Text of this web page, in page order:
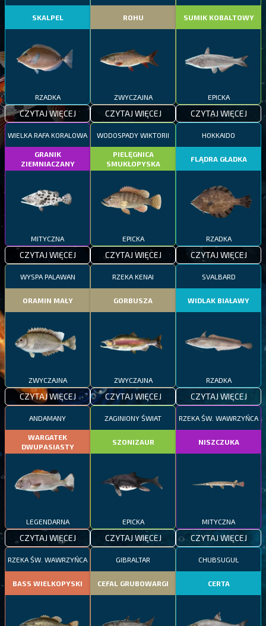
SKALPEL
RZADKA
CZYTAJ WIĘCEJ
ROHU
ZWYCZAJNA
CZYTAJ WIĘCEJ
SUMIK KOBALTOWY
EPICKA
CZYTAJ WIĘCEJ
WIELKA RAFA KORALOWA
GRANIK
ZIEMNIACZANY
MITYCZNA
CZYTAJ WIĘCEJ
WODOSPADY WIKTORII
PIELĘGNICA
SMUKŁOPYSKA
EPICKA
CZYTAJ WIĘCEJ
HOKKAIDO
FLĄDRA GŁADKA
RZADKA
CZYTAJ WIĘCEJ
WYSPA PALAWAN
ORAMIN MAŁY
ZWYCZAJNA
CZYTAJ WIĘCEJ
RZEKA KENAI
GORBUSZA
ZWYCZAJNA
CZYTAJ WIĘCEJ
SVALBARD
WIDLAK BIAŁAWY
RZADKA
CZYTAJ WIĘCEJ
ANDAMANY
WARGATEK
DWUPASIASTY
LEGENDARNA
CZYTAJ WIĘCEJ
ZAGINIONY ŚWIAT
SZONIZAUR
EPICKA
CZYTAJ WIĘCEJ
RZEKA ŚW. WAWRZYŃCA
NISZCZUKA
MITYCZNA
CZYTAJ WIĘCEJ
RZEKA ŚW. WAWRZYŃCA
BASS WIELKOPYSKI
GIBRALTAR
CEFAL GRUBOWARGI
CHUBSUGUŁ
CERTA